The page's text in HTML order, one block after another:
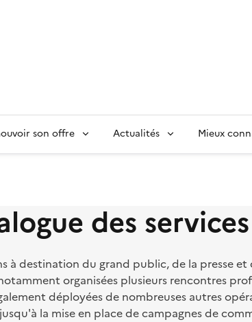
son offre Actualités Mieux
des services
destination du grand public, de la presse et
organisées plusieurs rencontres
déployées de nombreuses autres
la mise en place de campagnes de